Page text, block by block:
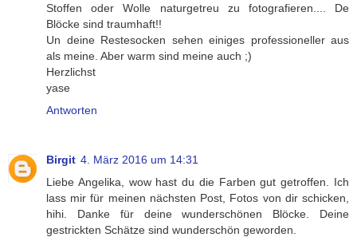
Stoffen oder Wolle naturgetreu zu fotografieren.... De
Blöcke sind traumhaft!!
Un deine Restesocken sehen einiges professioneller aus
als meine. Aber warm sind meine auch ;)
Herzlichst
yase
Antworten
Birgit 4. März 2016 um 14:31
Liebe Angelika, wow hast du die Farben gut getroffen. Ich
lass mir für meinen nächsten Post, Fotos von dir schicken,
hihi. Danke für deine wunderschönen Blöcke. Deine
gestrickten Schätze sind wunderschön geworden.